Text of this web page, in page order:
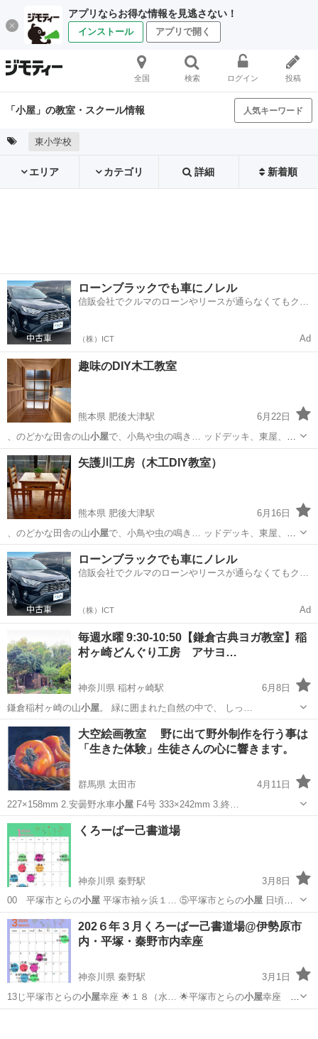
アプリならお得な情報を見逃さない！
インストール アプリで開く
全国 検索 ログイン 投稿
「小屋」の教室・スクール情報 人気キーワード
東小学校
エリア カテゴリ 詳細 新着順
ローンブラックでも車にノレル
信販会社でクルマのローンやリースが通らなくてもクル
（株）ICT Ad
趣味のDIY木工教室
熊本県 肥後大津駅
6月22日
、のどかな田舎の山小屋で、小鳥や虫の鳴き… ッドデッキ、東屋、
屋、倉庫…etc.木…
熊本 菊池郡 肥後大津駅 木工 工房
矢護川工房（木工DIY教室）
熊本県 肥後大津駅
6月16日
、のどかな田舎の山小屋で、小鳥や虫の鳴き… ッドデッキ、東屋、
屋、倉庫…etc.木…
熊本 菊池郡 肥後大津駅 木工
ローンブラックでも車にノレル
信販会社でクルマのローンやリースが通らなくてもクル
（株）ICT Ad
毎週水曜 9:30-10:50【鎌倉古典ヨガ教室】稲
村ヶ崎どんぐり工房 アサヨ…
神奈川県 稲村ヶ崎駅
6月8日
鎌倉稲村ヶ崎の山小屋。 緑に囲まれた自然の中で、 しっ…
神奈川 鎌倉市 稲村ヶ崎駅 スポーツ どんぐり
大空絵画教室 野に出て野外制作を行う事は
「生きた体験」生徒さんの心に響きます。
群馬県 太田市
4月11日
227×158mm 2.安曇野水車小屋F4号 333×242mm 3.終…
群馬 太田市 油絵 絵画教室
くろーばー己書道場
神奈川県 秦野駅
3月8日
00 平塚市とらの小屋 平塚市袖ヶ浜１… ⑤平塚市とらの小屋日頃は
温活 テ…
神奈川 秦野市 秦野駅 書道 場所
202６年３月くろーばー己書道場@伊勢原市
内・平塚・秦野市内幸座
神奈川県 秦野駅
3月1日
13じ平塚市とらの小屋 幸座 🌟１８（水… 🌟平塚市とらの小屋幸座 第
3火曜13…